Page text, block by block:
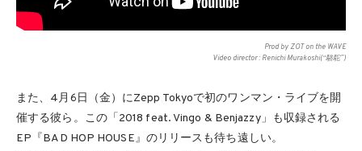
Prod by ZOT on the WAVE
Video director : Renichi Murakoshi(“駱駝”)
また、4月6日（金）にZepp Tokyoで初のワンマン・ライブを開
催する彼ら。この「2018 feat. Vingo & Benjazzy」も収録される
EP『BAD HOP HOUSE』のリリースも待ち遠しい。